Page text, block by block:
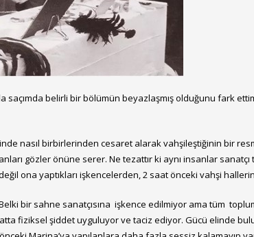
belirli bir bölümün beyazlaşmış olduğunu fark
nasıl birbirlerinden cesaret alarak vahşileştiğinin bir
gözler önüne serer. Ne tezattır ki aynı insanlar
ona yaptıkları işkencelerden, 2 saat önceki vahşi
bir sahne sanatçısına işkence edilmiyor ama tüm
fiziksel şiddet uyguluyor ve taciz ediyor. Gücü elinde